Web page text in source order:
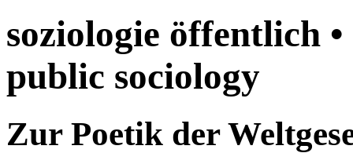
soziologie öffentlich
public sociology
Zur Poetik der